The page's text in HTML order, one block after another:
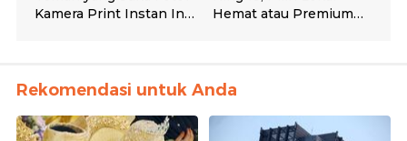
Rekomendasi untuk Anda